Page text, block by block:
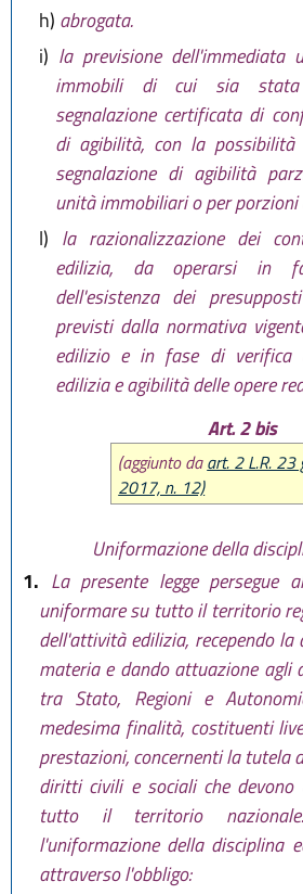
h) abrogata.
i) la previsione dell'immediata
immobili di cui sia stata
segnalazione certificata di
di agibilità, con la
segnalazione di agibilità
unità immobiliari o per
l) la razionalizzazione dei
edilizia, da operarsi in
dell'esistenza dei
previsti dalla normativa
edilizio e in fase di verifica
edilizia e agibilità delle opere
Art. 2 bis
(aggiunto daart. 2 L.R. 23
2017, n. 12)
Uniformazione della
1. La presente legge persegue
uniformare su tutto il territorio
dell'attività edilizia, recependo
materia e dando attuazione agli
tra Stato, Regioni e
medesima finalità, costituenti
prestazioni, concernenti la tutela
diritti civili e sociali che devono
tutto il territorio
l'uniformazione della disciplina
attraverso l'obbligo: